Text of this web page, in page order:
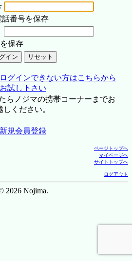
話番号を保存
保存
グインできない方はこちらから
お試し下さい
らノジマの携帯コーナーまでお
しください。
新規会員登録
ページトップへ
マイページへ
サイトトップへ
ログアウト
2026 Nojima.